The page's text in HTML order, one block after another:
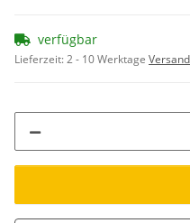
verfügbar
Lieferzeit:2 - 10 Werktage